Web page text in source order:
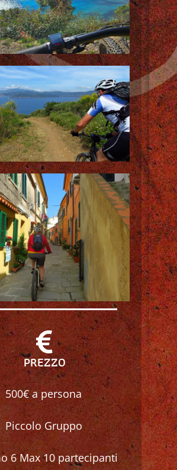
PREZZO
500€ a persona
Piccolo Gruppo
6 Max 10 partecipanti